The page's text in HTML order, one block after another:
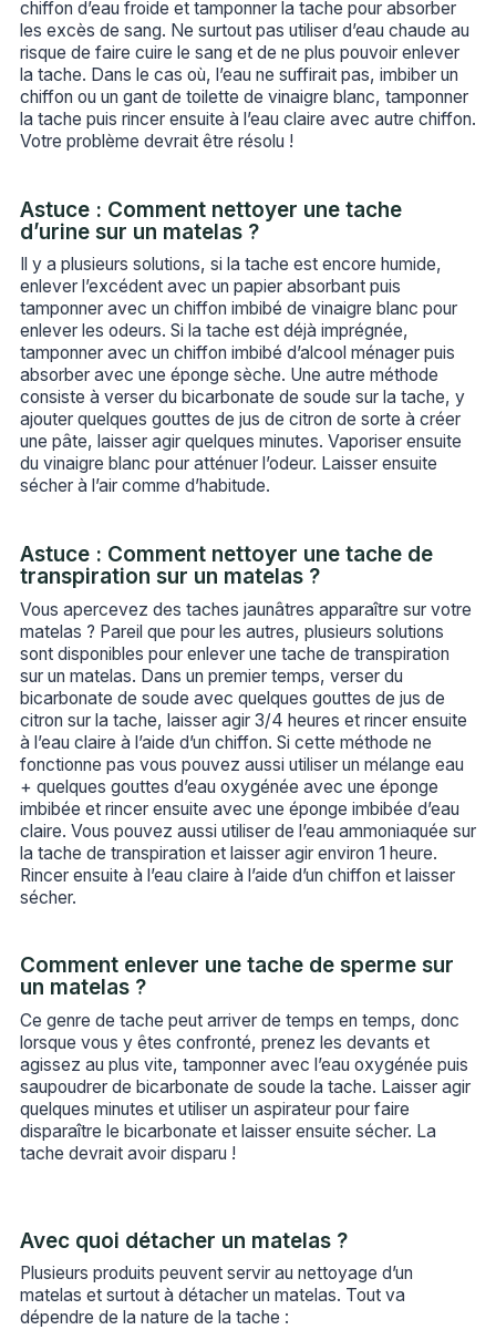
chiffon d’eau froide et tamponner la tache pour absorber
les excès de sang. Ne surtout pas utiliser d’eau chaude au
risque de faire cuire le sang et de ne plus pouvoir enlever
la tache. Dans le cas où, l’eau ne suffirait pas, imbiber un
chiffon ou un gant de toilette de vinaigre blanc, tamponner
la tache puis rincer ensuite à l’eau claire avec autre chiffon.
Votre problème devrait être résolu !
Astuce : Comment nettoyer une tache
d’urine sur un matelas ?
Il y a plusieurs solutions, si la tache est encore humide,
enlever l’excédent avec un papier absorbant puis
tamponner avec un chiffon imbibé de vinaigre blanc pour
enlever les odeurs. Si la tache est déjà imprégnée,
tamponner avec un chiffon imbibé d’alcool ménager puis
absorber avec une éponge sèche. Une autre méthode
consiste à verser du bicarbonate de soude sur la tache, y
ajouter quelques gouttes de jus de citron de sorte à créer
une pâte, laisser agir quelques minutes. Vaporiser ensuite
du vinaigre blanc pour atténuer l’odeur. Laisser ensuite
sécher à l’air comme d’habitude.
Astuce : Comment nettoyer une tache de
transpiration sur un matelas ?
Vous apercevez des taches jaunâtres apparaître sur votre
matelas ? Pareil que pour les autres, plusieurs solutions
sont disponibles pour enlever une tache de transpiration
sur un matelas. Dans un premier temps, verser du
bicarbonate de soude avec quelques gouttes de jus de
citron sur la tache, laisser agir 3/4 heures et rincer ensuite
à l’eau claire à l’aide d’un chiffon. Si cette méthode ne
fonctionne pas vous pouvez aussi utiliser un mélange eau
+ quelques gouttes d’eau oxygénée avec une éponge
imbibée et rincer ensuite avec une éponge imbibée d’eau
claire. Vous pouvez aussi utiliser de l’eau ammoniaquée sur
la tache de transpiration et laisser agir environ 1 heure.
Rincer ensuite à l’eau claire à l’aide d’un chiffon et laisser
sécher.
Comment enlever une tache de sperme sur
un matelas ?
Ce genre de tache peut arriver de temps en temps, donc
lorsque vous y êtes confronté, prenez les devants et
agissez au plus vite, tamponner avec l’eau oxygénée puis
saupoudrer de bicarbonate de soude la tache. Laisser agir
quelques minutes et utiliser un aspirateur pour faire
disparaître le bicarbonate et laisser ensuite sécher. La
tache devrait avoir disparu !
Avec quoi détacher un matelas ?
Plusieurs produits peuvent servir au nettoyage d’un
matelas et surtout à détacher un matelas. Tout va
dépendre de la nature de la tache :